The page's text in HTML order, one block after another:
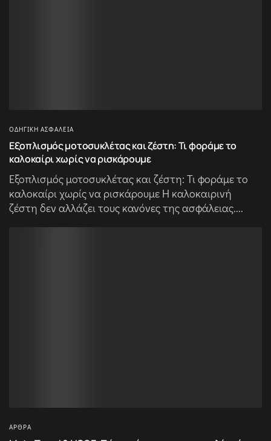
ΟΔΗΓΙΚΉ ΑΣΦΆΛΕΙΑ
Εξοπλισμός μοτοσυκλέτας και ζέστη: Τι φοράμε το
καλοκαίρι χωρίς να ρισκάρουμε
Εξοπλισμός μοτοσυκλέτας και ζέστη: Τι φοράμε το
καλοκαίρι χωρίς να ρισκάρουμε Η καλοκαιρινή
ζέστη δεν αλλάζει τους κανόνες της ασφάλειας....
ΆΡΘΡΑ